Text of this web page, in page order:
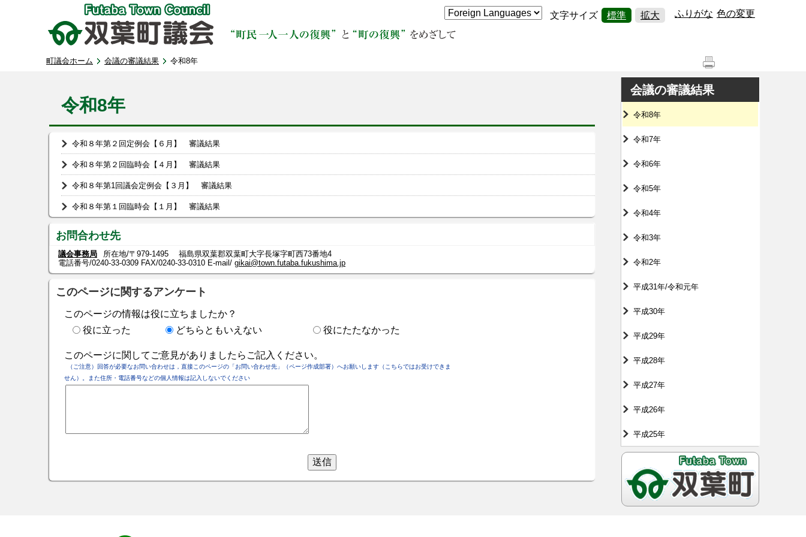
ふりがな 色の変更
文字サイズ 標準 拡大
町議会ホーム 会議の審議結果 令和8年
令和8年
令和８年第２回定例会【６月】 審議結果
令和８年第２回臨時会【４月】 審議結果
令和８年第1回議会定例会【３月】 審議結果
令和８年第１回臨時会【１月】 審議結果
お問合わせ先
議会事務局
所在地/〒979-1495 福島県双葉郡双葉町大字長塚字町西73番地4
電話番号/0240-33-0309 FAX/0240-33-0310 E-mail/ gikai@town.futaba.fukushima.jp
このページに関するアンケート
このページの情報は役に立ちましたか？
役に立った
どちらともいえない 役にたたなかった
このページに関してご意見がありましたらご記入ください。
（ご注意）回答が必要なお問い合わせは，直接このページの「お問い合わせ先」（ページ作成部署）へお願いします（こちらではお受けできま
せん）。また住所・電話番号などの個人情報は記入しないでください
会議の審議結果
令和8年
令和7年
令和6年
令和5年
令和4年
令和3年
令和2年
平成31年/令和元年
平成30年
平成29年
平成28年
平成27年
平成26年
平成25年